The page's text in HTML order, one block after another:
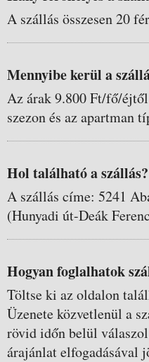
A szállás összesen 20
Mennyibe kerül a
Az árak 9.800 Ft/fő/
szezon és az apartman
Hol található a szállás?
A szállás címe: 5241
(Hunyadi út-Deák
Hogyan foglalhatok
Töltse ki az oldalon
Üzenete közvetlenül a
rövid időn belül
árajánlat elfogadásával